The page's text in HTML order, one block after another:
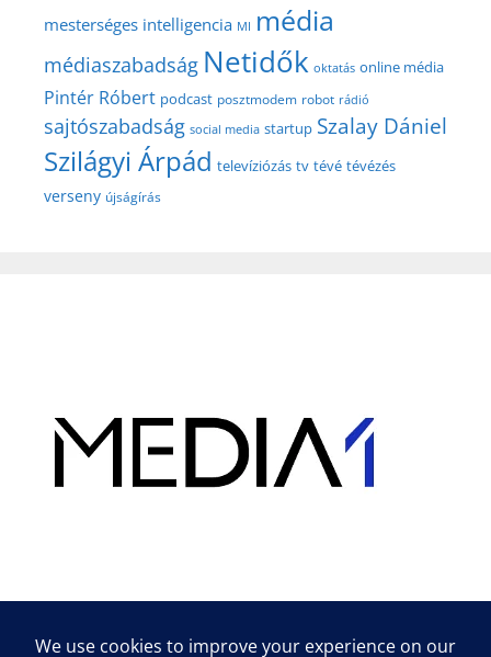
mesterséges intelligencia MI média
médiaszabadság Netidők oktatás online média
Pintér Róbert podcast posztmodem robot rádió
sajtószabadság social media startup Szalay Dániel
Szilágyi Árpád televíziózás tv tévé tévézés
verseny újságírás